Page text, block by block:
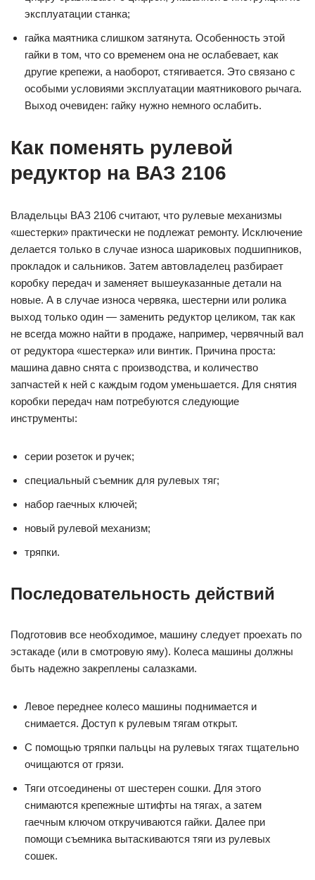
эксплуатации станка;
гайка маятника слишком затянута. Особенность этой
гайки в том, что со временем она не ослабевает, как
другие крепежи, а наоборот, стягивается. Это связано с
особыми условиями эксплуатации маятникового рычага.
Выход очевиден: гайку нужно немного ослабить.
Как поменять рулевой
редуктор на ВАЗ 2106
Владельцы ВАЗ 2106 считают, что рулевые механизмы
«шестерки» практически не подлежат ремонту. Исключение
делается только в случае износа шариковых подшипников,
прокладок и сальников. Затем автовладелец разбирает
коробку передач и заменяет вышеуказанные детали на
новые. А в случае износа червяка, шестерни или ролика
выход только один — заменить редуктор целиком, так как
не всегда можно найти в продаже, например, червячный вал
от редуктора «шестерка» или винтик. Причина проста:
машина давно снята с производства, и количество
запчастей к ней с каждым годом уменьшается. Для снятия
коробки передач нам потребуются следующие
инструменты:
серии розеток и ручек;
специальный съемник для рулевых тяг;
набор гаечных ключей;
новый рулевой механизм;
тряпки.
Последовательность действий
Подготовив все необходимое, машину следует проехать по
эстакаде (или в смотровую яму). Колеса машины должны
быть надежно закреплены салазками.
Левое переднее колесо машины поднимается и
снимается. Доступ к рулевым тягам открыт.
С помощью тряпки пальцы на рулевых тягах тщательно
очищаются от грязи.
Тяги отсоединены от шестерен сошки. Для этого
снимаются крепежные штифты на тягах, а затем
гаечным ключом откручиваются гайки. Далее при
помощи съемника вытаскиваются тяги из рулевых
сошек.